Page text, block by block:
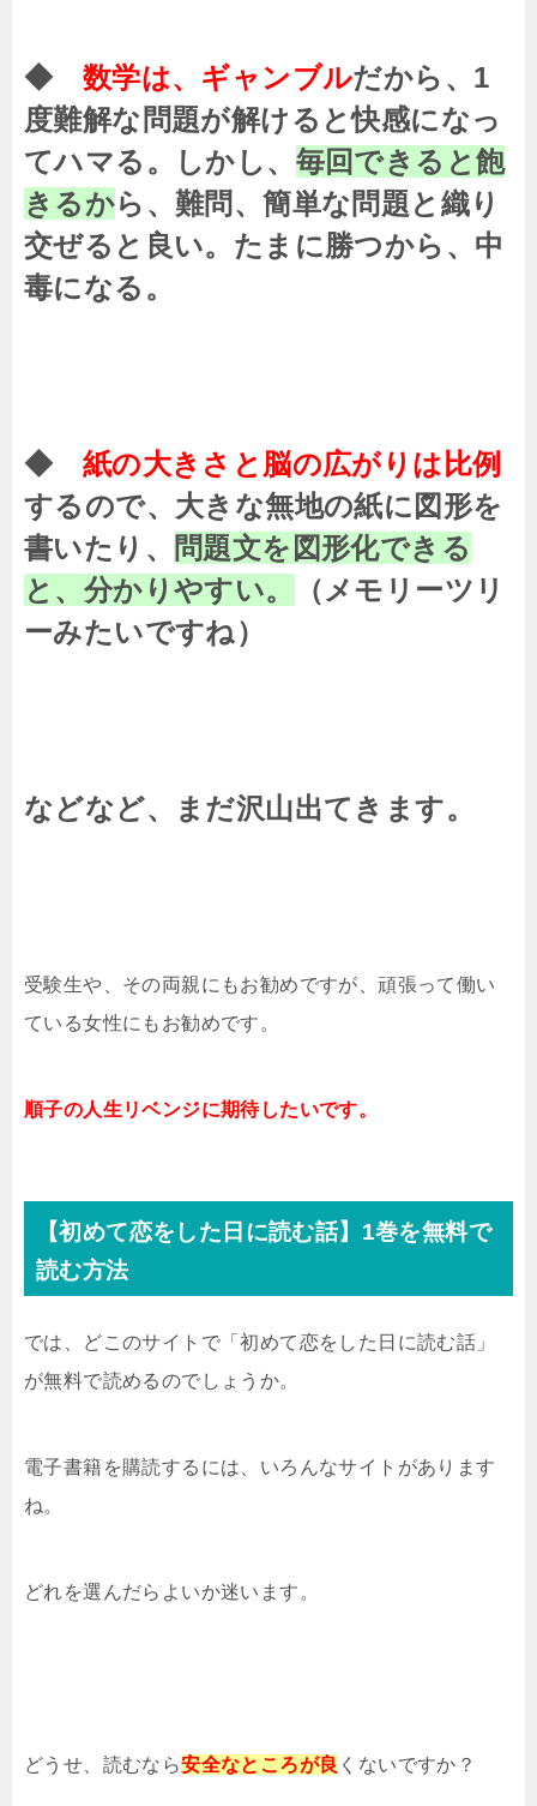
◆ 数学は、ギャンブルだから、1
度難解な問題が解けると快感になっ
てハマる。しかし、 毎回できると飽
きるから、難問、簡単な問題と織り
交ぜると良い。たまに勝つから、中
毒になる。
◆ 紙の大きさと脳の広がりは比例
するので、大きな無地の紙に図形を
書いたり、
問題文を図形化できる
と、分かりやすい。
（メモリーツリ
ーみたいですね）
などなど、まだ沢山出てきます。
受験生や、その両親にもお勧めですが、頑張って働い
ている女性にもお勧めです。
順子の人生リベンジに期待したいです。
【初めて恋をした日に読む話】1巻を無料で
読む方法
では、どこのサイトで「初めて恋をした日に読む話」
が無料で読めるのでしょうか。
電子書籍を購読するには、いろんなサイトがあります
ね。
どれを選んだらよいか迷います。
どうせ、読むなら安全なところが良 くないですか？